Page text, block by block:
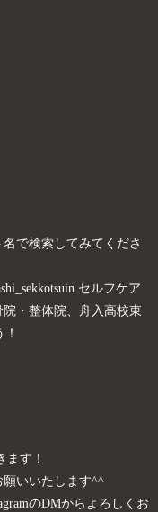
で検索してみてくださ
セルフケア
・整体院、舟入高校東
す！
願いいたします^^
のDMからよろしくお